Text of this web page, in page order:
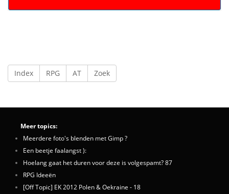
Index RPG AT Zoek
Meer topics:
Meerdere foto's blenden met Gimp ?
Een beetje faalangst ):
Hoelang gaat het duren voor deze is volgespamt? 87
RPG Ideeën
[Off Topic] EK 2012 Polen & Oekraine - 18